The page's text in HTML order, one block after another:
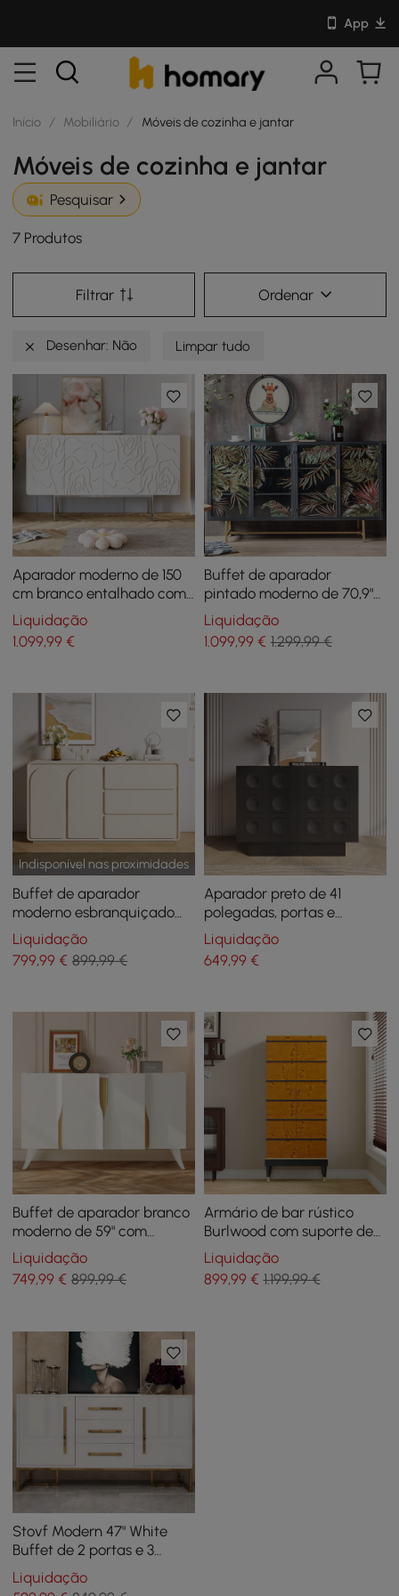
App
Início / Mobiliário / Móveis de cozinha e jantar
Móveis de cozinha e jantar
Pesquisar
7 Produtos
Filtrar Ordenar
Desenhar: Não Limpar tudo
Aparador moderno de 150
cm branco entalhado com
4 portas e prateleiras
ajustáveis
Liquidação
1.099,99 €
Buffet de aparador
pintado moderno de 70,9"
com portas e prateleiras de
vidro
Liquidação
1.099,99€ 1.299,99 €
Indisponível nas proximidades
Buffet de aparador
moderno esbranquiçado
de 59" com armário de
armazenamento Arch Door
Liquidação
799,99 € 899,99 €
Aparador preto de 41
polegadas, portas e
gavetas, armário de
cozinha moderno com
estampa circular
Liquidação
649,99€
Buffet de aparador branco
moderno de 59" com
portas, aparador curvo,
prateleiras ajustáveis
Liquidação
749,99 € 899,99 €
Armário de bar rústico
Burlwood com suporte de
vidro e garrafa Armário de
bar doméstico
Liquidação
899,99€ 1.199,99 €
Stovf Modern 47" White
Buffet de 2 portas e 3
gavetas Armário de
aparador de
Liquidação